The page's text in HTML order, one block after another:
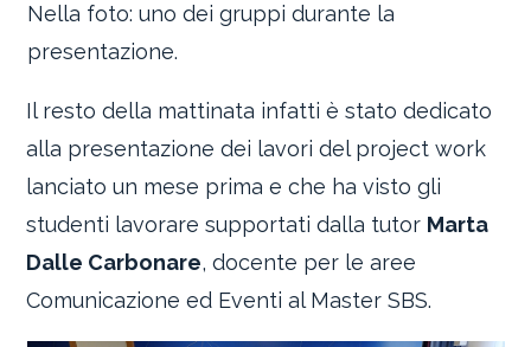
Nella foto: uno dei gruppi durante la
presentazione.
Il resto della mattinata infatti è stato dedicato
alla presentazione dei lavori del project work
lanciato un mese prima e che ha visto gli
studenti lavorare supportati dalla tutor Marta
Dalle Carbonare, docente per le aree
Comunicazione ed Eventi al Master SBS.